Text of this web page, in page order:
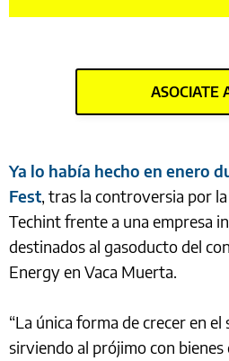
ASOCIATE
Ya lo había hecho en enero
Fest, tras la controversia por
Techint frente a una empresa
destinados al gasoducto del
Energy en Vaca Muerta.
“La única forma de crecer en
sirviendo al prójimo con bienes